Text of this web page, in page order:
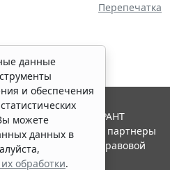
Перепечатка
данные
и обеспечения
можете
данных в
обработки.
2026. Система ГАРАНТ
"Гарант" и ее партнеры
ассоциации правовой